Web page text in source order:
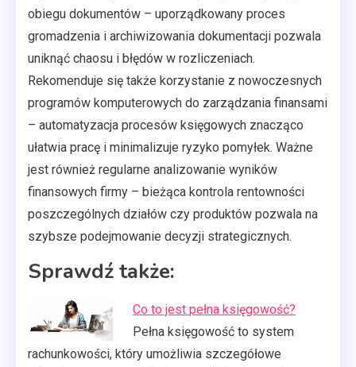
obiegu dokumentów – uporządkowany proces
gromadzenia i archiwizowania dokumentacji pozwala
uniknąć chaosu i błędów w rozliczeniach.
Rekomenduje się także korzystanie z nowoczesnych
programów komputerowych do zarządzania finansami
– automatyzacja procesów księgowych znacząco
ułatwia pracę i minimalizuje ryzyko pomyłek. Ważne
jest również regularne analizowanie wyników
finansowych firmy – bieżąca kontrola rentowności
poszczególnych działów czy produktów pozwala na
szybsze podejmowanie decyzji strategicznych.
Sprawdź także:
Co to jest pełna księgowość?
Pełna księgowość to system
rachunkowości, który umożliwia szczegółowe